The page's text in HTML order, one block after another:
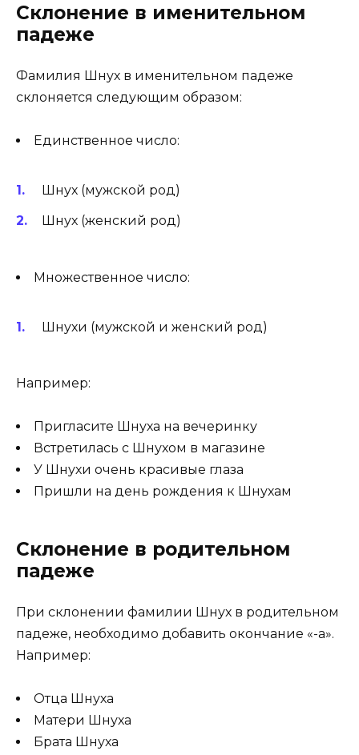
Склонение в именительном
падеже
Фамилия Шнух в именительном падеже
склоняется следующим образом:
Единственное число:
Шнух (мужской род)
Шнух (женский род)
Множественное число:
Шнухи (мужской и женский род)
Например:
Пригласите Шнуха на вечеринку
Встретилась с Шнухом в магазине
У Шнухи очень красивые глаза
Пришли на день рождения к Шнухам
Склонение в родительном
падеже
При склонении фамилии Шнух в родительном
падеже, необходимо добавить окончание «-а».
Например:
Отца Шнуха
Матери Шнуха
Брата Шнуха